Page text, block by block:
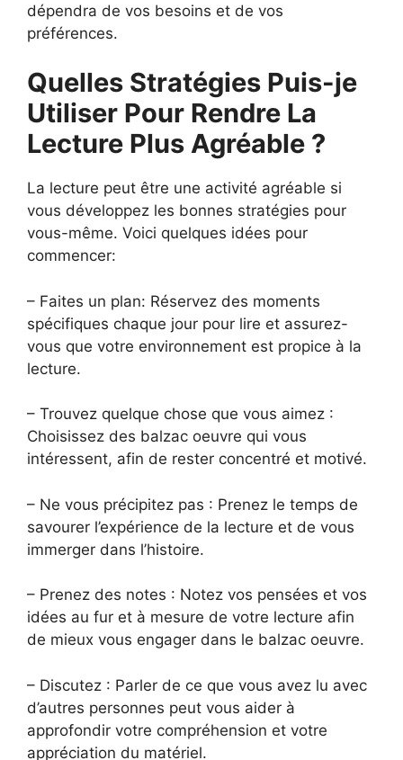
dépendra de vos besoins et de vos
préférences.
Quelles Stratégies Puis-je
Utiliser Pour Rendre La
Lecture Plus Agréable ?
La lecture peut être une activité agréable si
vous développez les bonnes stratégies pour
vous-même. Voici quelques idées pour
commencer:
– Faites un plan: Réservez des moments
spécifiques chaque jour pour lire et assurez-
vous que votre environnement est propice à la
lecture.
– Trouvez quelque chose que vous aimez :
Choisissez des balzac oeuvre qui vous
intéressent, afin de rester concentré et motivé.
– Ne vous précipitez pas : Prenez le temps de
savourer l’expérience de la lecture et de vous
immerger dans l’histoire.
– Prenez des notes : Notez vos pensées et vos
idées au fur et à mesure de votre lecture afin
de mieux vous engager dans le balzac oeuvre.
– Discutez : Parler de ce que vous avez lu avec
d’autres personnes peut vous aider à
approfondir votre compréhension et votre
appréciation du matériel.